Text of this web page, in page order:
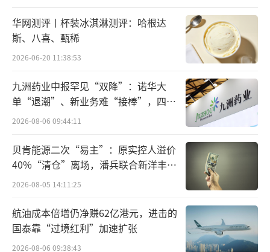
过去很多年，中国市场一直是加拿大鹅
的“利润奶牛”。
加拿大鹅也在财报中坦诚地提到中国市场
对于其业绩增长的正面影响。如在2024财年第
三季度，加拿大鹅以中国市场为主的亚太地区
销售额增长达62%，成为唯一增长的地区。加
拿大鹅将这份增长归结于主要受惠中国市场的
强劲表现及旅客生意改善。在2024财年，加拿
大鹅中国市场实现收入4.22亿加元，同比增长4
和加拿大市场。
需要注意的是，虽然加拿大鹅的羽绒服曾
华网测评丨杯装冰淇淋测评：哈根达
斯、八喜、甄稀
2026-06-20 11:38:53
九洲药业中报罕见“双降”：诺华大
单“退潮”、新业务难“接棒”，四大
难关待闯
2026-08-06 09:44:11
贝肯能源二次“易主”：原实控人溢价
40%“清仓”离场，潘兵联合新洋丰、
宏科百世拟入主
2026-08-05 14:11:25
航油成本倍增仍净赚62亿港元，进击的
国泰靠“过境红利”加速扩张
2026-08-06 09:38:43